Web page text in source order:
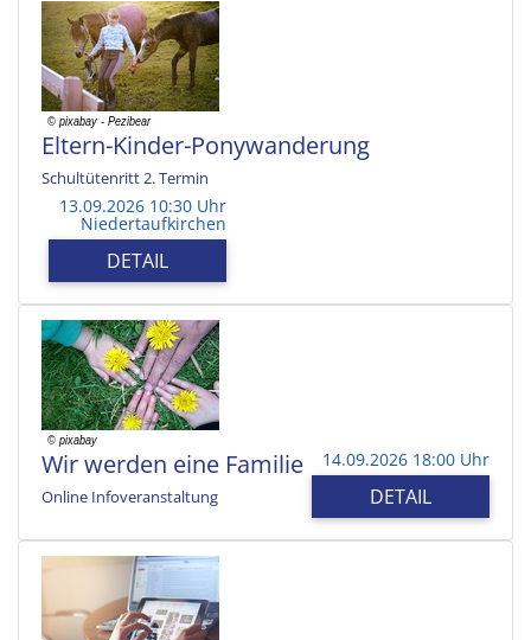
Eltern-Kinder-Ponywanderung
Schultütenritt 2. Termin
13.09.2026 10:30 Uhr
Niedertaufkirchen
DETAIL
Wir werden eine Familie
Online Infoveranstaltung
14.09.2026 18:00 Uhr
DETAIL